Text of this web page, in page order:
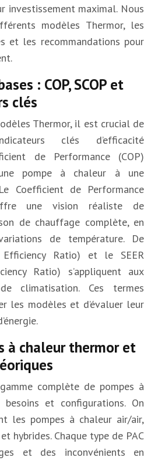
investissement maximal. Nous
modèles Thermor, les
et les recommandations pour
: COP, SCOP et
clés
Thermor, il est crucial de
clés d’efficacité
de Performance (COP)
pompe à chaleur à une
Coefficient de Performance
une vision réaliste de
de chauffage complète, en
de température. De
Efficiency Ratio) et le SEER
Ratio) s’appliquent aux
climatisation. Ces termes
les modèles et d’évaluer leur
à chaleur thermor et
complète de pompes à
besoins et configurations. On
les pompes à chaleur air/air,
hybrides. Chaque type de PAC
et des inconvénients en